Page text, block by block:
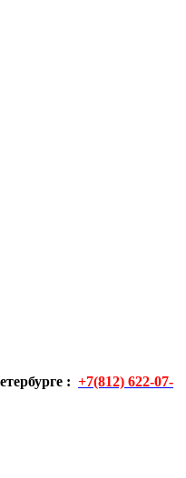
: +7(812) 622-07-